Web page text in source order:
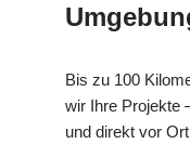
Bis zu 100
wir Ihre Projekte
und direkt vor